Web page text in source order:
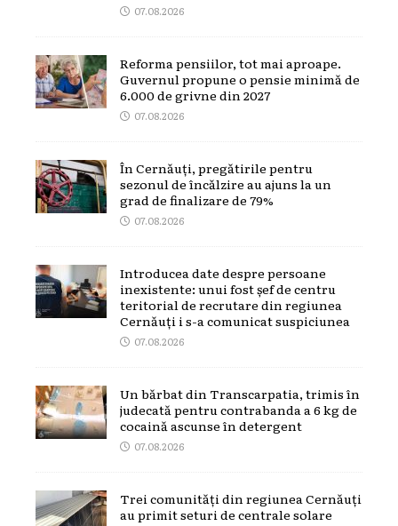
07.08.2026
Reforma pensiilor, tot mai aproape.
Guvernul propune o pensie minimă de
6.000 de grivne din 2027
07.08.2026
În Cernăuți, pregătirile pentru
sezonul de încălzire au ajuns la un
grad de finalizare de 79%
07.08.2026
Introducea date despre persoane
inexistente: unui fost șef de centru
teritorial de recrutare din regiunea
Cernăuți i s-a comunicat suspiciunea
07.08.2026
Un bărbat din Transcarpatia, trimis în
judecată pentru contrabanda a 6 kg de
cocaină ascunse în detergent
07.08.2026
Trei comunități din regiunea Cernăuți
au primit seturi de centrale solare